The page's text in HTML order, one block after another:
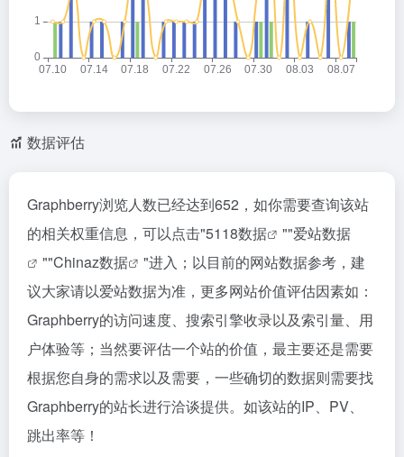
数据评估
Graphberry浏览人数已经达到652，如你需要查询该站
的相关权重信息，可以点击"5118数据 ""爱站数据
""Chinaz数据
"进入；以目前的网站数据参考，建
议大家请以爱站数据为准，更多网站价值评估因素如：
Graphberry的访问速度、搜索引擎收录以及索引量、用
户体验等；当然要评估一个站的价值，最主要还是需要
根据您自身的需求以及需要，一些确切的数据则需要找
Graphberry的站长进行洽谈提供。如该站的IP、PV、
跳出率等！